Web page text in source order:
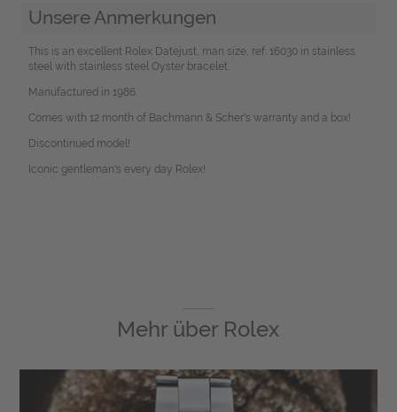
Unsere Anmerkungen
This is an excellent Rolex Datejust, man size, ref. 16030 in stainless
steel with stainless steel Oyster bracelet.
Manufactured in 1986.
Comes with 12 month of Bachmann & Scher's warranty and a box!
Discontinued model!
Iconic gentleman's every day Rolex!
Mehr über Rolex